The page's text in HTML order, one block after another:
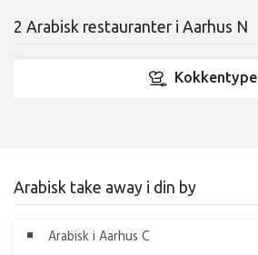
2 Arabisk restauranter i Aarhus N
Kokkentype
Arabisk take away i din by
Arabisk i Aarhus C